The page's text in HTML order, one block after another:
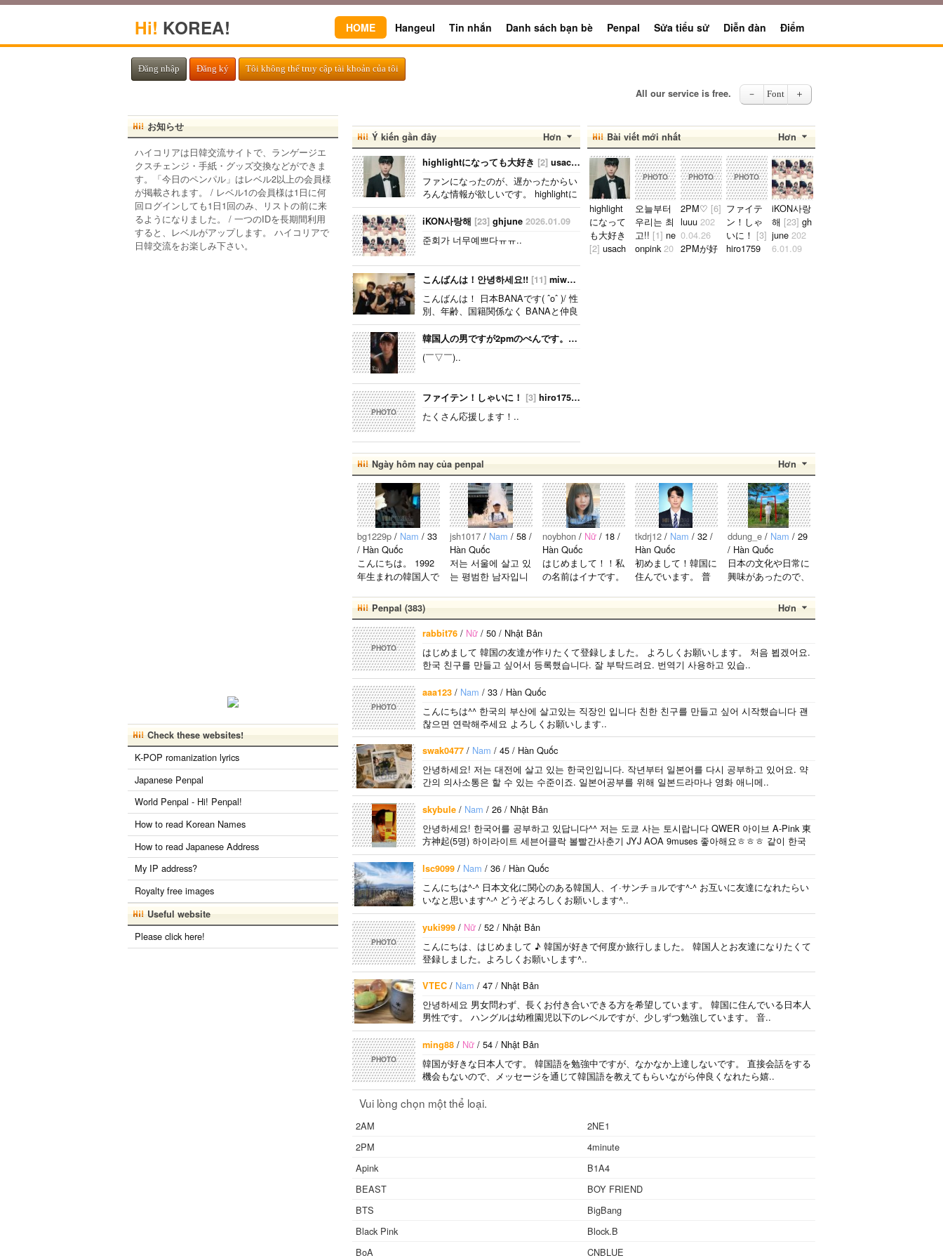
Hi! KOREA! HOME Hangeul Tin nhắn Danh sách bạn bè Penpal Sửa tiểu sử Diễn đàn Điểm
Đăng nhập Đăng ký Tôi không thể truy cập tài khoản của tôi
All our service is free. － Font ＋
お知らせ
ハイコリアは日韓交流サイトで、ランゲージエ
クスチェンジ・手紙・グッズ交換などができま
す。「今日のペンパル」はレベル2以上の会員様
が掲載されます。 / レベル1の会員様は1日に何
回ログインしても1日1回のみ、リストの前に来
るようになりました。 / 一つのIDを長期間利用
すると、レベルがアップします。 ハイコリアで
日韓交流をお楽しみ下さい。
Hơn
Ý kiến gần đây
highlightになっても大好き [2] usachan 2026.02.02
ファンになったのが、遅かったからい
ろんな情報が欲しいです。 highlightに
なっても好きな気持ちは変わりませ
ん。 メンバー全員が大好きですが、一
番大好きなのはジュンヒョンです。 彼
らのことたくさん知りたいです。..
iKON사랑해 [23] ghjune 2026.01.09
준회가 너무예쁘다ㅠㅠ..
こんばんは！안녕하세요!! [11] miwook94
こんばんは！ 日本BANAです( ˆoˆ )/ 性
別、年齢、国籍関係なく BANAと仲良
くしたいです！！ ちなみに、94lineゴ
ンチャンぺんです！ コメント、メール韓国人の男ですが2pmのぺんです。ジュノ、テギョンぺんが特にぺんです。
(￣▽￣)..
PHOTO
ファイテン！しゃいに！ [3] hiro1759 2021.10.24
たくさん応援します！..
Hơn
Bài viết mới nhất
highlight
になって
も大好き
[2] usach
ん。 メン
バー全員
が大好き
ですが、
一番大好
きなのは
ジュンヒ
す。 彼ら
のことた
くさん知
す。..
PHOTO
오늘부터
우리는 최
고!! [1] ne
onpink20
PHOTO
2PM♡ [6]
luuu 202
0.04.26
2PMが好
PHOTO
ファイテ
ン！しゃ
いに！ [3]
hiro1759
iKON사랑
해 [23] gh
june202
6.01.09
Hơn
Ngày hôm nay của penpal
bg1229p / Nam / 33
/ Hàn Quốc
こんにちは。 1992
年生まれの韓国人で
島です。 日本のこ
とは高校生の時から
興味を持ちました。
日本の好きなところ
は文化や食べ物で
す。 特に街の雰囲
気が..
jsh1017 / Nam / 58 /
Hàn Quốc
저는 서울에 살고 있
는 평범한 남자입니
지고 싶어요 일본에
가면 좋은 곳 소개
시켜주면 감사하겠
습니다 반대로 한국
에 오시면 가이드 해
드릴..
noybhon / Nữ/ 18 /
Hàn Quốc
はじめまして！！私
の名前はイナです。
日本人の友達を作り
tkdrj12 / Nam / 32 /
Hàn Quốc
初めまして！韓国に
住んでいます。 ​普
間がある時は釣りに
釣りスポットを探し
たり、ノリのいい
音..
ddung_e / Nam / 29
/ Hàn Quốc
日本の文化や日常に
興味があったので、
た。 日本語を少し
ずつ勉強しているの
いです。 もちろ
ん、私も韓国文化や
韓国..
Hơn
Penpal (383)
PHOTO
rabbit76 / Nữ / 50 / Nhật Bản
はじめまして 韓国の友達が作りたくて登録しました。 よろしくお願いします。 처음 뵙겠어요.
한국 친구를 만들고 싶어서 등록했습니다. 잘 부탁드려요. 번역기 사용하고 있습..
PHOTO
aaa123 / Nam / 33 / Hàn Quốc
こんにちは^^ 한국의 부산에 살고있는 직장인 입니다 친한 친구를 만들고 싶어 시작했습니다 괜
찮으면 연락해주세요 よろしくお願いします..
swak0477 / Nam / 45 / Hàn Quốc
안녕하세요! 저는 대전에 살고 있는 한국인입니다. 작년부터 일본어를 다시 공부하고 있어요. 약
간의 의사소통은 할 수 있는 수준이죠. 일본어공부를 위해 일본드라마나 영화 애니메..
skybule / Nam / 26 / Nhật Bản
안녕하세요! 한국어를 공부하고 있답니다^^ 저는 도쿄 사는 토시랍니다 QWER 아이브 A-Pink 東
方神起(5명) 하이라이트 세븐어클락 볼빨간사춘기 JYJ AOA 9muses 좋아해요ㅎㅎㅎ 같이 한국
어..
lsc9099 / Nam / 36 / Hàn Quốc
こんにちは^-^ 日本文化に関心のある韓国人、イ·サンチョルです^-^ お互いに友達になれたらい
いなと思います^-^ どうぞよろしくお願いします^..
PHOTO
yuki999 / Nữ / 52 / Nhật Bản
こんにちは、はじめまして ♪ 韓国が好きで何度か旅行しました。 韓国人とお友達になりたくて
登録しました。よろしくお願いします^..
VTEC / Nam / 47 / Nhật Bản
안녕하세요 男女問わず、長くお付き合いできる方を希望しています。 韓国に住んでいる日本人
男性です。 ハングルは幼稚園児以下のレベルですが、少しずつ勉強しています。 音..
PHOTO
ming88 / Nữ / 54 / Nhật Bản
韓国が好きな日本人です。 韓国語を勉強中ですが、なかなか上達しないです。 直接会話をする
機会もないので、メッセージを通じて韓国語を教えてもらいながら仲良くなれたら嬉..
Vui lòng chọn một thể loại.
2AM
2NE1
2PM
4minute
Apink
B1A4
BEAST
BOY FRIEND
BTS
BigBang
Black Pink
Block.B
BoA
CNBLUE
Check these websites!
K-POP romanization lyrics
Japanese Penpal
World Penpal - Hi! Penpal!
How to read Korean Names
How to read Japanese Address
My IP address?
Royalty free images
Useful website
Please click here!